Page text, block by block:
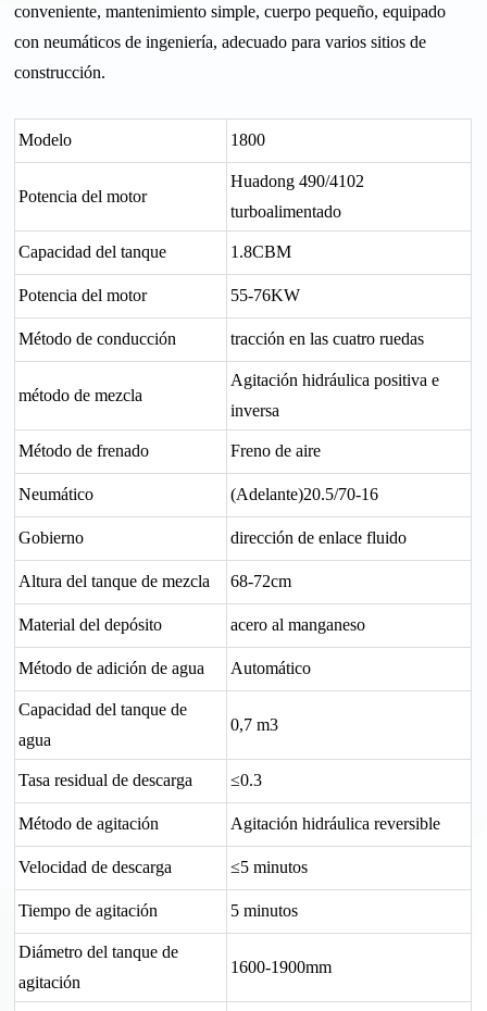
conveniente, mantenimiento simple, cuerpo pequeño, equipado
con neumáticos de ingeniería, adecuado para varios sitios de
construcción.
Modelo 1800
Potencia del motor
Huadong 490/4102
turboalimentado
Capacidad del tanque 1.8CBM
Potencia del motor 55-76KW
Método de conducción tracción en las cuatro ruedas
método de mezcla
Agitación hidráulica positiva e
inversa
Método de frenado Freno de aire
Neumático (Adelante)20.5/70-16
Gobierno dirección de enlace fluido
Altura del tanque de mezcla 68-72cm
Material del depósito acero al manganeso
Método de adición de agua Automático
Capacidad del tanque de
agua
0,7 m3
Tasa residual de descarga ≤0.3
Método de agitación Agitación hidráulica reversible
Velocidad de descarga ≤5 minutos
Tiempo de agitación 5 minutos
Diámetro del tanque de
agitación
1600-1900mm